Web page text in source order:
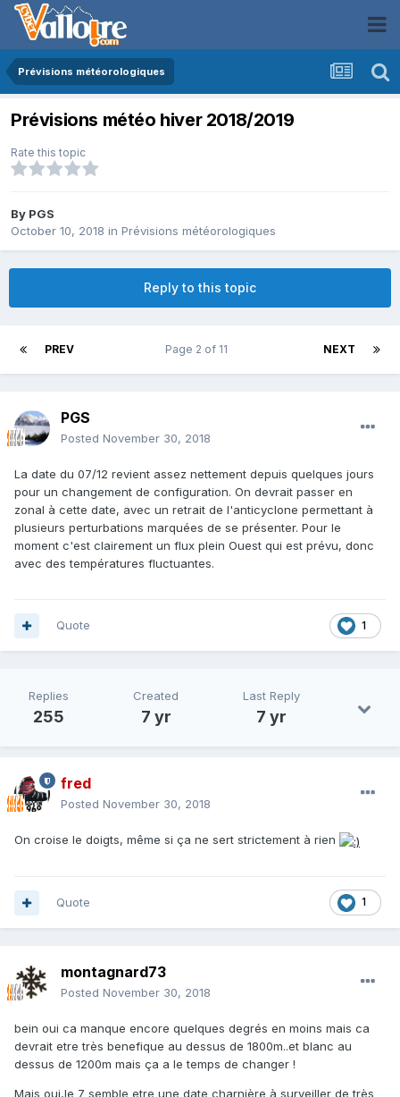
Prévisions météorologiques
Prévisions météo hiver 2018/2019
Rate this topic
By PGS
October 10, 2018 in Prévisions météorologiques
Reply to this topic
PREV NEXT
Page 2 of 11
PGS
Posted November 30, 2018
La date du 07/12 revient assez nettement depuis quelques jours
pour un changement de configuration. On devrait passer en
zonal à cette date, avec un retrait de l'anticyclone permettant à
plusieurs perturbations marquées de se présenter. Pour le
moment c'est clairement un flux plein Ouest qui est prévu, donc
avec des températures fluctuantes.
1
Quote
Replies
255
Created
7 yr
Last Reply
7 yr
fred
Posted November 30, 2018
On croise le doigts, même si ça ne sert strictement à rien
1
Quote
montagnard73
Posted November 30, 2018
bein oui ca manque encore quelques degrés en moins mais ca
devrait etre très benefique au dessus de 1800m..et blanc au
dessus de 1200m mais ça a le temps de changer !
Mais oui,le 7 semble etre une date charnière à surveiller de très